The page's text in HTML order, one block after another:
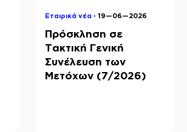
Εταιρικά νέα ◦19—06—2026
Πρόσκληση σε
Τακτική Γενική
Συνέλευση των
Μετόχων (7/2026)